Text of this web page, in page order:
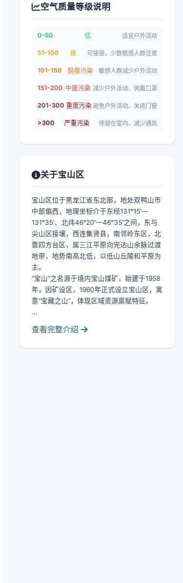
空气质量等级说明
0-50 优 适宜户外活动
51-100 良 可接受，少数敏感人群注意
101-150 轻度污染 敏感人群减少户外活动
151-200 中度污染 减少户外活动，佩戴口罩
201-300 重度污染 避免户外活动，关闭门窗
>300 严重污染 停留在室内，减少通风
关于宝山区
宝山区位于黑龙江省东北部，地处双鸭山市
中部偏西，地理坐标介于东经131°15′—
131°35′、北纬46°20′—46°35′之间，东与
尖山区接壤，西连集贤县，南邻岭东区，北
靠四方台区，属三江平原向完达山余脉过渡
地带，地势南高北低，以低山丘陵和平原为
主。
“宝山”之名源于境内宝山煤矿，始建于1958
年，因矿设区，1960年正式设立宝山区，寓
意“宝藏之山”，体现区域资源禀赋特征。
...
查看完整介绍